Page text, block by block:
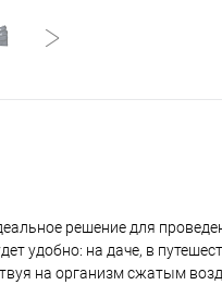
решение для
удобно: на даче, в
на организм сжатым